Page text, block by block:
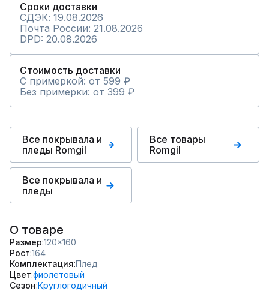
Сроки доставки
СДЭК: 19.08.2026
Почта России: 21.08.2026
DPD: 20.08.2026
Стоимость доставки
С примеркой: от 599 ₽
Без примерки: от 399 ₽
Все покрывала и
пледы Romgil
Все товары
Romgil
Все покрывала и
пледы
О товаре
Размер 120x160
Рост 164
Комплектация Плед
Цвет фиолетовый
Сезон Круглогодичный